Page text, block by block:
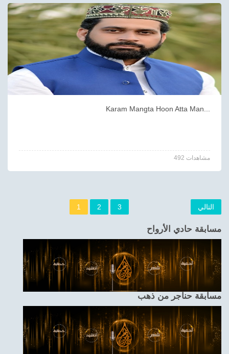
Karam Mangta Hoon Atta Man...
492 مشاهدات
1 2 3 التالي
مسابقة حادي الأرواح
مسابقة حناجر من ذهب